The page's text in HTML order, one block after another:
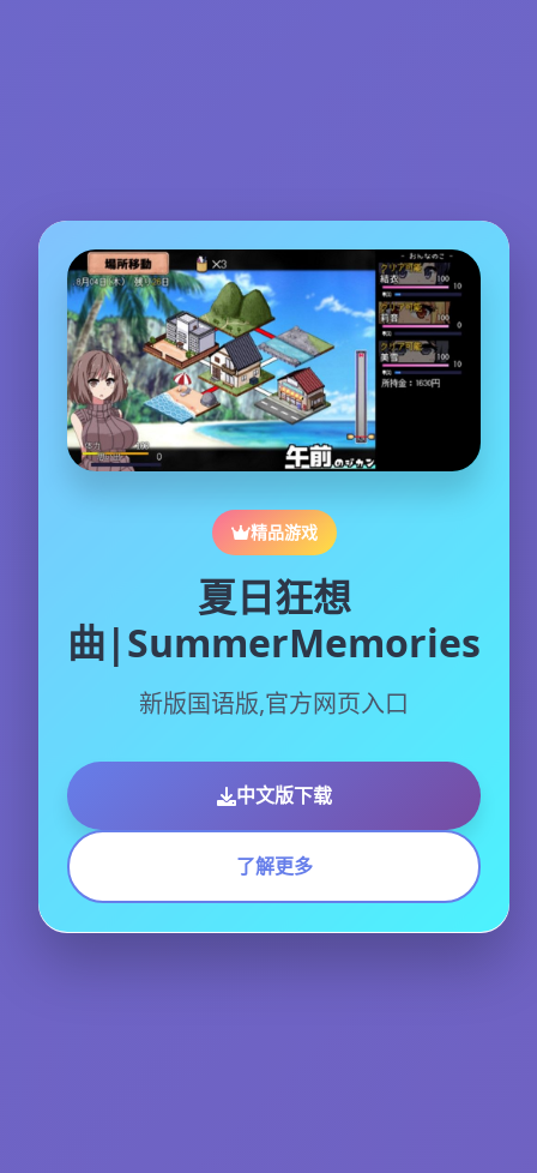
精品游戏
夏日狂想
曲|SummerMemories
新版国语版,官方网页入口
中文版下载
了解更多